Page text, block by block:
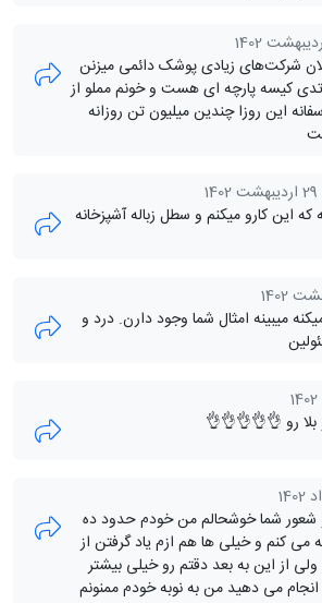
شرکت‌های زیادی پوشک دائمی میزنن
کیسه پارچه ای هست و خونم مملو از
این روزا چندین میلیون تن روزانه
شما. من ۴ ساله که این کارو میکنم و سطل زباله آشپزخانه
میبینه امثال شما وجود دارن. درد و
رو 👌👌👌👌👌
شعور شما خوشحالم من خودم حدود ده
می کنم و خیلی ها هم ازم یاد گرفتن از
از این به بعد دقتم رو خیلی بیشتر
می دهید من به نوبه خودم ممنونم